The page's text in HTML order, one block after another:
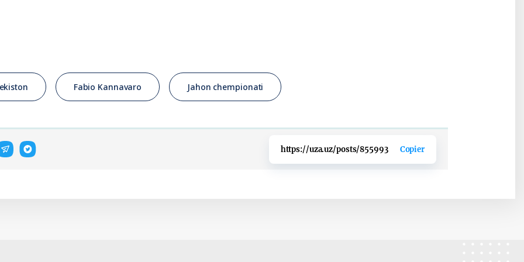
Fabio Kannavaro Jahon chempionati
https://uza.uz/posts/855993 Copier